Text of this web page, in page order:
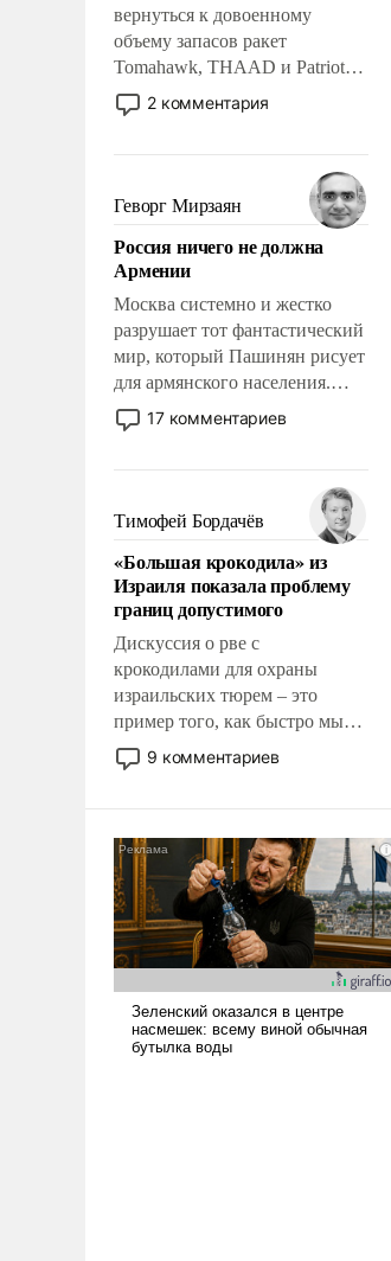
вернуться к довоенному
объему запасов ракет
Tomahawk, THAAD и Patriot
США потребуется более трех
лет. Даже небольшая война с
Сложившаяся ситуация
означает многолетний период
уязвимости США, например,
перед Китаем.
2 комментария
Геворг Мирзаян
Россия ничего не должна
Армении
Москва системно и жестко
разрушает тот фантастический
мир, который Пашинян рисует
для армянского населения.
Мир, где политические
прожекты будут безусловно
налогоплательщиков и где
Еревану за свои поступки не
нужно отвечать.
17 комментариев
Тимофей Бордачёв
«Большая крокодила» из
Израиля показала проблему
границ допустимого
Дискуссия о рве с
крокодилами для охраны
израильских тюрем – это
пример того, как быстро мы
двигаемся по пути
революционных изменений.
псевдонаучной фантастики,
стало всерьез обсуждаемой
идеей.
9 комментариев